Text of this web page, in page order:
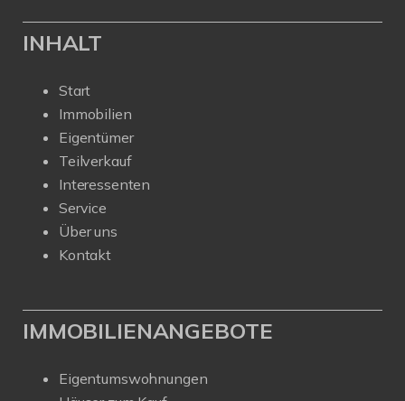
INHALT
Start
Immobilien
Eigentümer
Teilverkauf
Interessenten
Service
Über uns
Kontakt
IMMOBILIENANGEBOTE
Eigentumswohnungen